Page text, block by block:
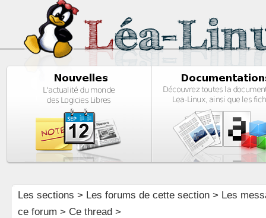
Les sections > Les forums de cette section> Les
ce forum > Ce thread >